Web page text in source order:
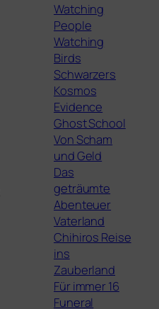
Watching
People
Watching
Birds
Schwarzers
Kosmos
Evidence
Ghost School
Von Scham
und Geld
Das
geträumte
Abenteuer
Vaterland
Chihiros Reise
ins
Zauberland
Für immer 16
Funeral